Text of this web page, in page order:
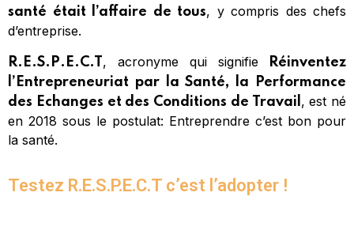
santé était l’affaire de tous, y compris des chefs
d’entreprise.
R.E.S.P.E.C.T, acronyme qui signifie Réinventez
l’Entrepreneuriat par la Santé, la Performance
des Echanges et des Conditions de Travail , est né
en 2018 sous le postulat: Entreprendre c’est bon pour
la santé.
Testez R.E.S.P.E.C.T c’est l’adopter !